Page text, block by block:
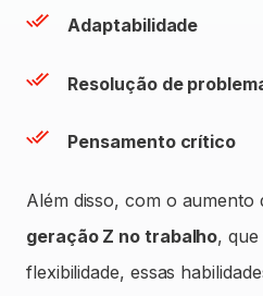
Adaptabilidade
Resolução de
Pensamento crítico
Além disso, com o aumento
geração Z no trabalho,
flexibilidade, essas